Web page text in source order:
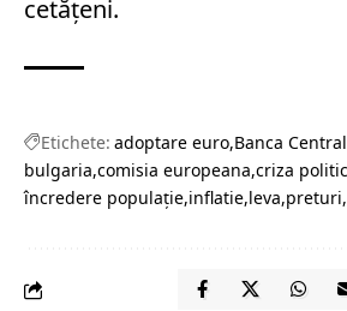
cetățeni.
Etichete: adoptare euro Banca
bulgaria comisia europeana criza
încredere populație inflatie leva preturi